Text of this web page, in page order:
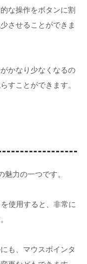
な操作をボタンに割
させることができま
かなり少なくなるの
すことができます。
力の一つです。
を使用すると、非常に
も、マウスポインタ